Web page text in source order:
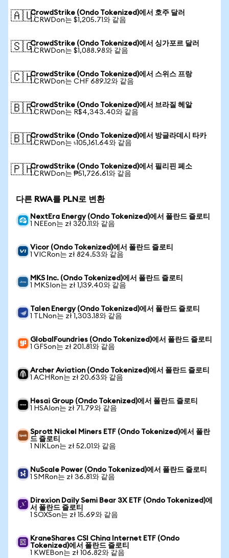
🇦🇺CrowdStrike (Ondo Tokenized)에서 호주 달러
1 CRWDon는 $1,205.71와 같음
🇸🇬CrowdStrike (Ondo Tokenized)에서 싱가포르 달러
1 CRWDon는 $1,088.98와 같음
🇨🇭CrowdStrike (Ondo Tokenized)에서 스위스 프랑
1 CRWDon는 CHF 689.12와 같음
🇧🇷CrowdStrike (Ondo Tokenized)에서 브라질 헤알
1 CRWDon는 R$4,343.40와 같음
🇧🇩CrowdStrike (Ondo Tokenized)에서 방글라데시 타카
1 CRWDon는 ৳105,161.64와 같음
🇵🇭CrowdStrike (Ondo Tokenized)에서 필리핀 페소
1 CRWDon는 ₱51,726.61와 같음
다른 RWA를 PLN로 변환
NextEra Energy (Ondo Tokenized)에서 폴란드 즐로티
1 NEEon는 zł 320.11와 같음
Vicor (Ondo Tokenized)에서 폴란드 즐로티
1 VICRon는 zł 824.53와 같음
MKS Inc. (Ondo Tokenized)에서 폴란드 즐로티
1 MKSIon는 zł 1,139.40와 같음
Talen Energy (Ondo Tokenized)에서 폴란드 즐로티
1 TLNon는 zł 1,303.18와 같음
GlobalFoundries (Ondo Tokenized)에서 폴란드 즐로티
1 GFSon는 zł 201.81와 같음
Archer Aviation (Ondo Tokenized)에서 폴란드 즐로티
1 ACHRon는 zł 20.63와 같음
Hesai Group (Ondo Tokenized)에서 폴란드 즐로티
1 HSAIon는 zł 71.79와 같음
Sprott Nickel Miners ETF (Ondo Tokenized)에서 폴란
드 즐로티
1 NIKLon는 zł 52.01와 같음
NuScale Power (Ondo Tokenized)에서 폴란드 즐로티
1 SMRon는 zł 36.81와 같음
Direxion Daily Semi Bear 3X ETF (Ondo Tokenized)에
서 폴란드 즐로티
1 SOXSon는 zł 15.69와 같음
KraneShares CSI China Internet ETF (Ondo
Tokenized)에서 폴란드 즐로티
1 KWEBon는 zł 106.82와 같음